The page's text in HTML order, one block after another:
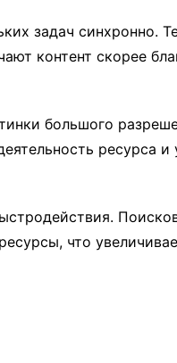
задач синхронно.
контент скорее
большого
ресурса
что